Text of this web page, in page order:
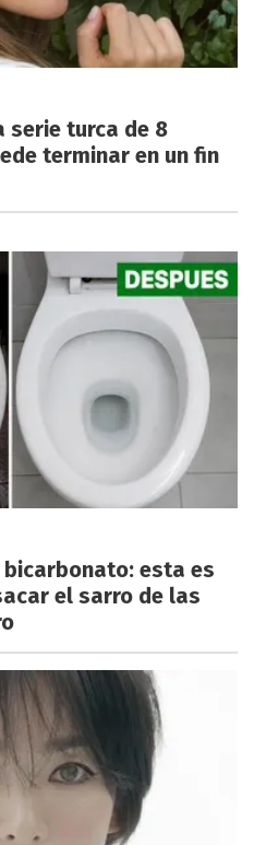
serie turca de 8
terminar en un fin
bicarbonato: esta es
el sarro de las